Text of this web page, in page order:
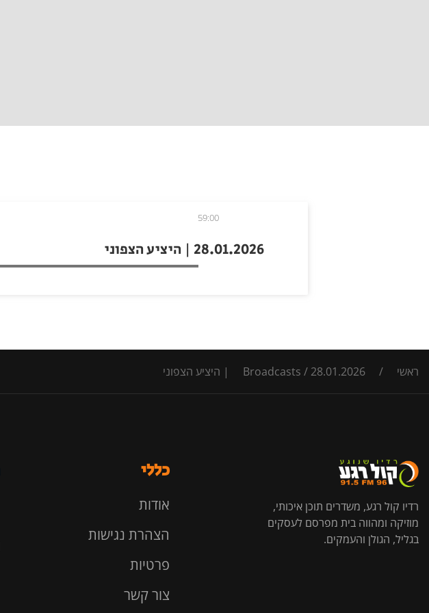
28.01.2026 | היציע הצפוני
59:00
ראשי /
Broadcasts / 28.01.2026 | היציע הצפוני
רדיו קול רגע, משדרים תוכן איכותי,
מוזיקה ומהווה בית מפרסם לעסקים
בגליל, הגולן והעמקים.
כללי
אודות
הצהרת נגישות
פרטיות
צור קשר